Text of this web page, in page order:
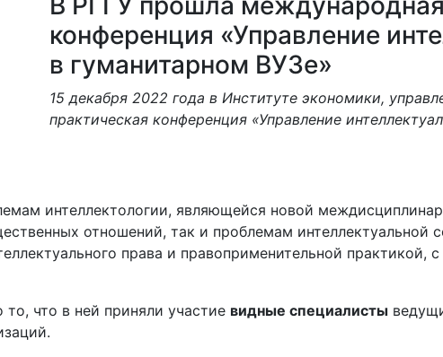
конференция «Управление
в гуманитарном ВУЗе»
15 декабря 2022 года в Институте экономики,
практическая конференция «Управление
интеллектологии, являющейся новой
отношений, так и проблемам интеллектуальной
права и правоприменительной практикой,
что в ней приняли участие видные специалисты